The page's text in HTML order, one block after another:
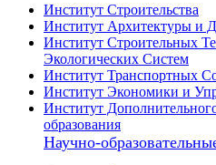
Институт Строительства
Институт Архитектуры и
Институт Строительных
Экологических Систем
Институт Транспортных
Институт Экономики и
Институт
образования
Научно-